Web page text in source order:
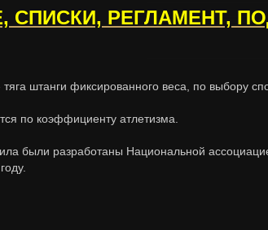
СПИСКИ, РЕГЛАМЕНТ,
тяга штанги фиксированного веса, по выбору
по коэффициенту атлетизма.
были разработаны Национальной